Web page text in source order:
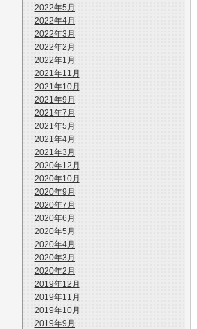
2022年5月
2022年4月
2022年3月
2022年2月
2022年1月
2021年11月
2021年10月
2021年9月
2021年7月
2021年5月
2021年4月
2021年3月
2020年12月
2020年10月
2020年9月
2020年7月
2020年6月
2020年5月
2020年4月
2020年3月
2020年2月
2019年12月
2019年11月
2019年10月
2019年9月